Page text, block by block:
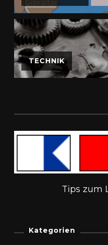
TECHNIK
Tips zum
Kategorien